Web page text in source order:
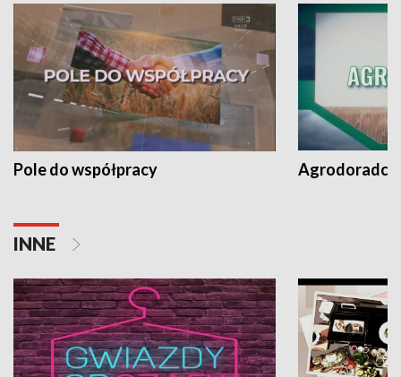
Pole do współpracy Agrodoradcy
INNE